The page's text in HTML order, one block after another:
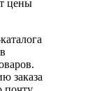
цены
заказа